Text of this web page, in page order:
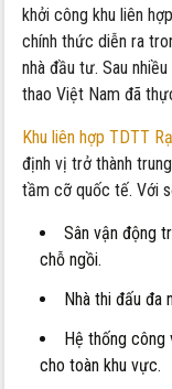
khởi công khu liên
chính thức diễn ra
nhà đầu tư. Sau
thao Việt Nam đã
Khu liên hợp TDTT
định vị trở thành
tầm cỡ quốc tế. Với
Sân vận động
chỗ ngồi.
Nhà thi đấu đa
Hệ thống công
cho toàn khu vực.